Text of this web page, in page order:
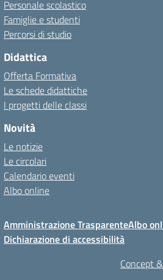
Personale scolastico
Famiglie e studenti
Percorsi di studio
Didattica
Offerta Formativa
Le schede didattiche
I progetti delle classi
Novità
Le notizie
Le circolari
Calendario eventi
Albo online
Amministrazione TrasparenteAlbo
Dichiarazione di accessibilità
Concept